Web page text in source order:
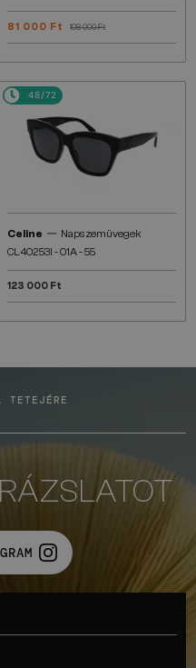
81 000 Ft 108 000 Ft
48/72
Celine — Napszemüvegek
CL40253I - 01A - 55
123 000 Ft
TETEJÉRE